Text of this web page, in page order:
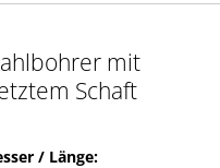
mit
Schaft
/ Länge: